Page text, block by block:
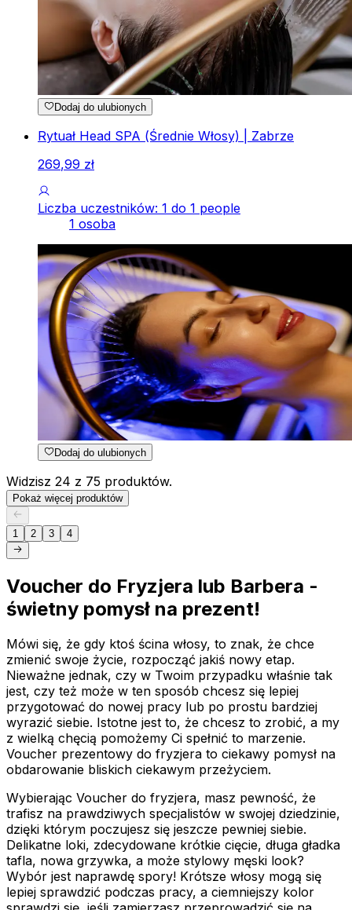
Dodaj do ulubionych
Rytuał Head SPA (Średnie Włosy) | Zabrze
269,99 zł
Liczba uczestników: 1 do 1 people
1 osoba
Dodaj do ulubionych
Widzisz 24 z 75 produktów.
Pokaż więcej produktów
1 2 3 4
Voucher do Fryzjera lub Barbera -
świetny pomysł na prezent!
Mówi się, że gdy ktoś ścina włosy, to znak, że chce
zmienić swoje życie, rozpocząć jakiś nowy etap.
Nieważne jednak, czy w Twoim przypadku właśnie tak
jest, czy też może w ten sposób chcesz się lepiej
przygotować do nowej pracy lub po prostu bardziej
wyrazić siebie. Istotne jest to, że chcesz to zrobić, a my
z wielką chęcią pomożemy Ci spełnić to marzenie.
Voucher prezentowy do fryzjera to ciekawy pomysł na
obdarowanie bliskich ciekawym przeżyciem.
Wybierając Voucher do fryzjera, masz pewność, że
trafisz na prawdziwych specjalistów w swojej dziedzinie,
dzięki którym poczujesz się jeszcze pewniej siebie.
Delikatne loki, zdecydowane krótkie cięcie, długa gładka
tafla, nowa grzywka, a może stylowy męski look?
Wybór jest naprawdę spory! Krótsze włosy mogą się
lepiej sprawdzić podczas pracy, a ciemniejszy kolor